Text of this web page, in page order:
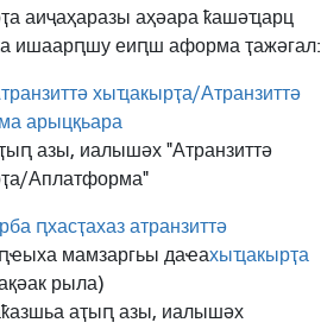
аиҷаҳаразы аҳәара ҟашәҵарц
ишаарԥшу еиԥш аформа ҭажәгал:
хыҵакырҭа/Атранзиттә
арыцқьара
азы, иалышәх "Атранзиттә
Аплатформа"
ԥхасҭахаз атранзиттә
хыҵакырҭа
мамзаргьы даҽа
рыла)
аҭыԥ азы, иалышәх